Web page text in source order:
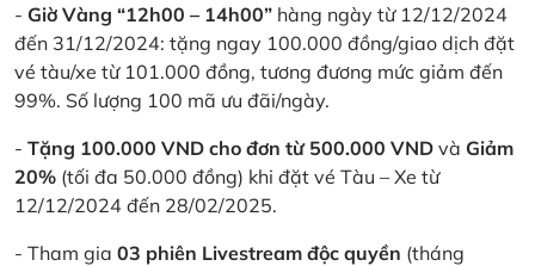
- Giờ Vàng “12h00 – 14h00” hàng ngày từ 12/12/2024
đến 31/12/2024: tặng ngay 100.000 đồng/giao dịch đặt
vé tàu/xe từ 101.000 đồng, tương đương mức giảm đến
99%. Số lượng 100 mã ưu đãi/ngày.
- Tặng 100.000 VND cho đơn từ 500.000 VND và Giảm
20% (tối đa 50.000 đồng) khi đặt vé Tàu – Xe từ
12/12/2024 đến 28/02/2025.
- Tham gia 03 phiên Livestream độc quyền (tháng